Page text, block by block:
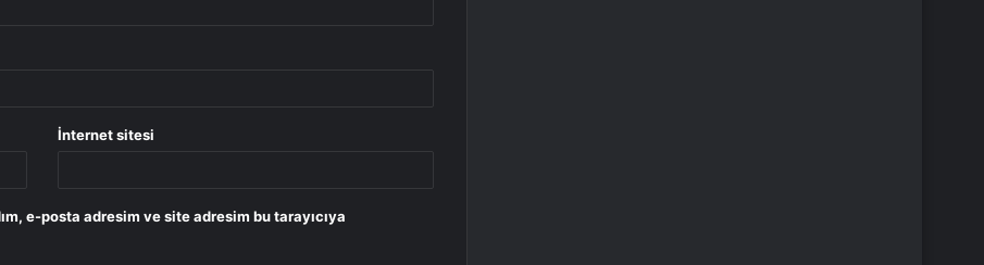
İnternet sitesi
e-posta adresim ve site adresim bu tarayıcıya